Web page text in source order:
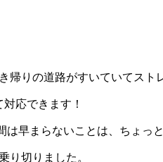
帰りの道路がすいていてスト
応できます！
早まらないことは、ちょっ
り切りました。